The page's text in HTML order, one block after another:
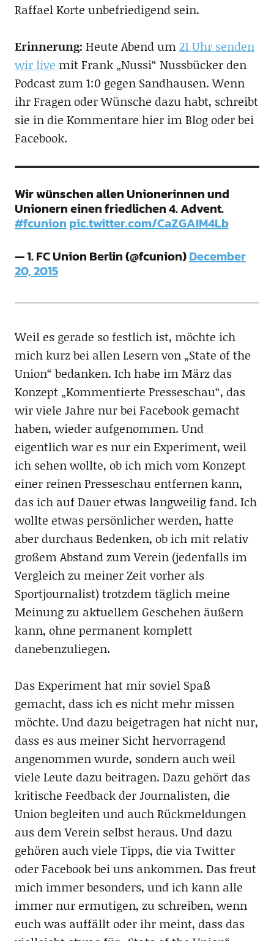
Raffael Korte unbefriedigend sein.
Erinnerung: Heute Abend um21 Uhr senden
wir live mit Frank „Nussi“ Nussbücker den
Podcast zum 1:0 gegen Sandhausen. Wenn
ihr Fragen oder Wünsche dazu habt, schreibt
sie in die Kommentare hier im Blog oder bei
Facebook.
Wir wünschen allen Unionerinnen und
Unionern einen friedlichen 4. Advent.
#fcunion pic.twitter.com/CaZGAIM4Lb
— 1. FC Union Berlin (@fcunion)December
20, 2015
Weil es gerade so festlich ist, möchte ich
mich kurz bei allen Lesern von „State of the
Union“ bedanken. Ich habe im März das
Konzept „Kommentierte Presseschau“, das
wir viele Jahre nur bei Facebook gemacht
haben, wieder aufgenommen. Und
eigentlich war es nur ein Experiment, weil
ich sehen wollte, ob ich mich vom Konzept
einer reinen Presseschau entfernen kann,
das ich auf Dauer etwas langweilig fand. Ich
wollte etwas persönlicher werden, hatte
aber durchaus Bedenken, ob ich mit relativ
großem Abstand zum Verein (jedenfalls im
Vergleich zu meiner Zeit vorher als
Sportjournalist) trotzdem täglich meine
Meinung zu aktuellem Geschehen äußern
kann, ohne permanent komplett
danebenzuliegen.
Das Experiment hat mir soviel Spaß
gemacht, dass ich es nicht mehr missen
möchte. Und dazu beigetragen hat nicht nur,
dass es aus meiner Sicht hervorragend
angenommen wurde, sondern auch weil
viele Leute dazu beitragen. Dazu gehört das
kritische Feedback der Journalisten, die
Union begleiten und auch Rückmeldungen
aus dem Verein selbst heraus. Und dazu
gehören auch viele Tipps, die via Twitter
oder Facebook bei uns ankommen. Das freut
mich immer besonders, und ich kann alle
immer nur ermutigen, zu schreiben, wenn
euch was auffällt oder ihr meint, dass das